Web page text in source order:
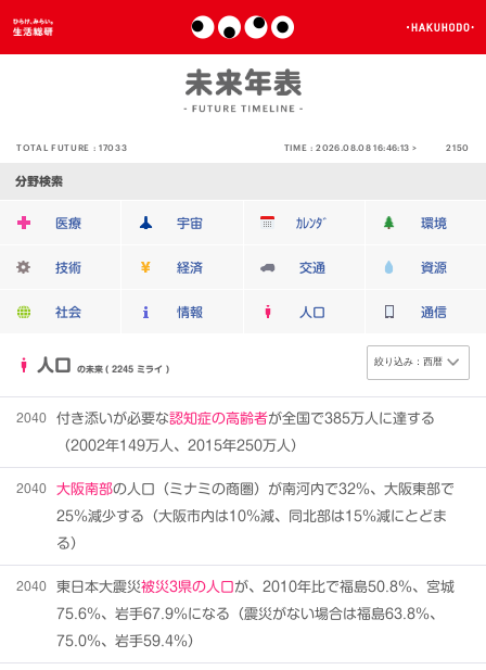
TOTAL FUTURE :17033 TIME :2026.08.08 16:46:13 > 2150
分野検索
医療 宇宙 ｶﾚﾝﾀﾞ 環境
技術 経済 交通 資源
社会 情報 人口 通信
人口 の未来 ( 2245 ミライ )
2040 付き添いが必要な認知症の高齢者が全国で385万人に達する
（2002年149万人、2015年250万人）
2040 大阪南部の人口（ミナミの商圏）が南河内で32％、大阪東部で
25％減少する（大阪市内は10％減、同北部は15％減にとどま
る）
2040 東日本大震災被災3県の人口が、2010年比で福島50.8％、宮城
75.6％、岩手67.9％になる（震災がない場合は福島63.8％、
75.0％、岩手59.4％）